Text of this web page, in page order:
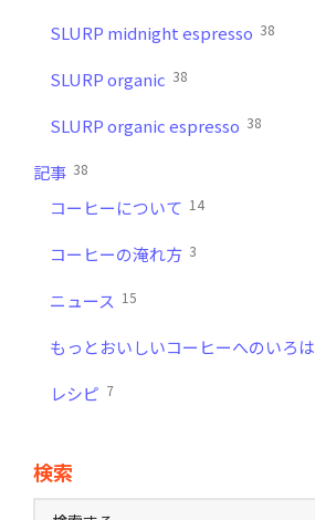
SLURP midnight espresso 38
SLURP organic 38
SLURP organic espresso 38
記事 38
コーヒーについて 14
コーヒーの淹れ方 3
ニュース 15
もっとおいしいコーヒーへのいろは
レシピ 7
検索